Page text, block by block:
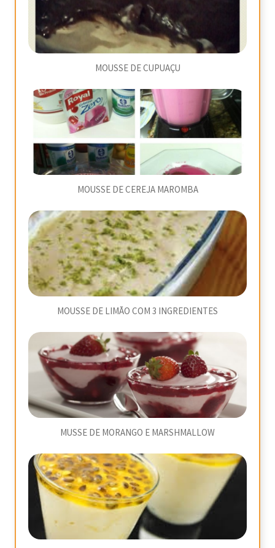
MOUSSE DE CUPUAÇU
MOUSSE DE CEREJA MAROMBA
MOUSSE DE LIMÃO COM 3 INGREDIENTES
MUSSE DE MORANGO E MARSHMALLOW